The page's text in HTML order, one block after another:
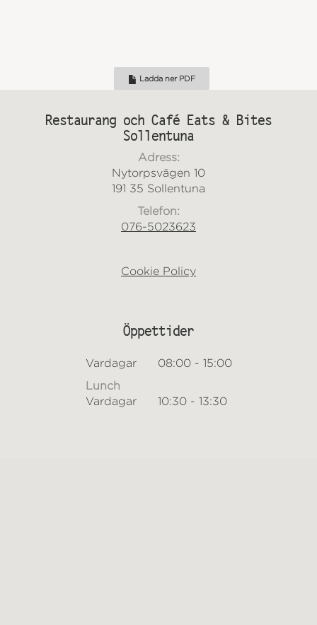
Ladda ner PDF
Restaurang och Café Eats & Bites
Sollentuna
Adress:
Nytorpsvägen 10
191 35 Sollentuna
Telefon:
076-5023623
Cookie Policy
Öppettider
Vardagar
08:00 - 15:00
Lunch
Vardagar
10:30 - 13:30